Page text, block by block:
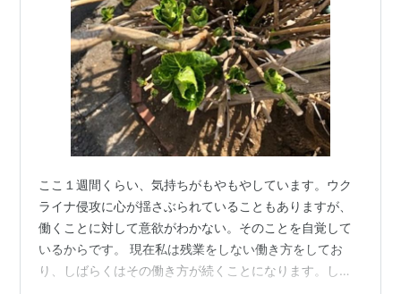
ここ１週間くらい、気持ちがもやもやしています。ウク
ライナ侵攻に心が揺さぶられていることもありますが、
働くことに対して意欲がわかない。そのことを自覚して
いるからです。 現在私は残業をしない働き方をしてお
り、しばらくはその働き方が続くことになります。しば